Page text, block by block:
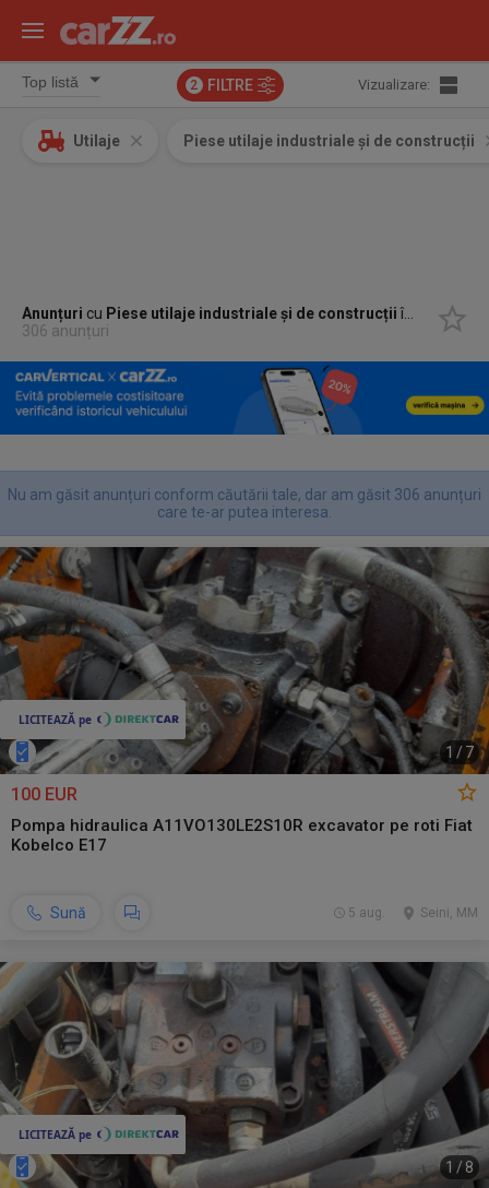
2 FILTRE Vizualizare:
Utilaje Piese utilaje industriale și de construcții
Anunțuri cu Piese utilaje industriale și de construcțiiîn
306 anunțuri
Nu am găsit anunțuri conform căutării tale, dar am găsit 306 anunțuri
care te-ar putea interesa.
1 / 7
100 EUR
Pompa hidraulica A11VO130LE2S10R excavator pe roti Fiat
Kobelco E17
Sună Seini, MM
5 aug.
1 /8